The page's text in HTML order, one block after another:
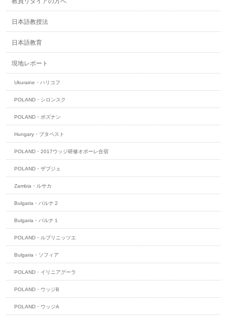
日本語教授法
日本語教育
現地レポート
Ukuraine・ハリコフ
POLAND・シロンスク
POLAND・ポズナン
Hungary・ブタペスト
POLAND・2017ウッジ研修オポーレ合宿
POLAND・ザブジェ
Zambia・ルサカ
Bulgaria・バルナ２
Bulgaria・バルナ１
POLAND・ルブリニッツエ
Bulgaria・ソフィア
POLAND・イリニアグーラ
POLAND・ウッジB
POLAND・ウッジA